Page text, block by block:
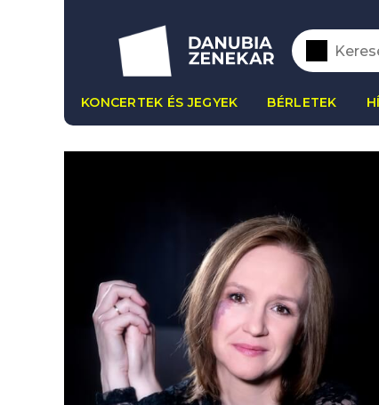
KONCERTEK ÉS JEGYEK BÉRLETEK